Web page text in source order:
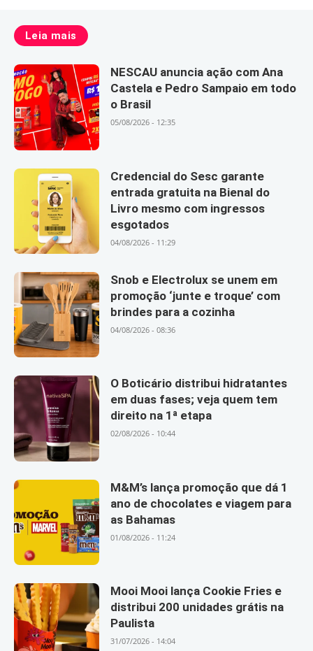
Leia mais
NESCAU anuncia ação com Ana
Castela e Pedro Sampaio em todo
o Brasil
05/08/2026 - 12:35
Credencial do Sesc garante
entrada gratuita na Bienal do
Livro mesmo com ingressos
esgotados
04/08/2026 - 11:29
Snob e Electrolux se unem em
promoção ‘junte e troque’ com
brindes para a cozinha
04/08/2026 - 08:36
O Boticário distribui hidratantes
em duas fases; veja quem tem
direito na 1ª etapa
02/08/2026 - 10:44
M&M’s lança promoção que dá 1
ano de chocolates e viagem para
as Bahamas
01/08/2026 - 11:24
Mooi Mooi lança Cookie Fries e
distribui 200 unidades grátis na
Paulista
31/07/2026 - 14:04